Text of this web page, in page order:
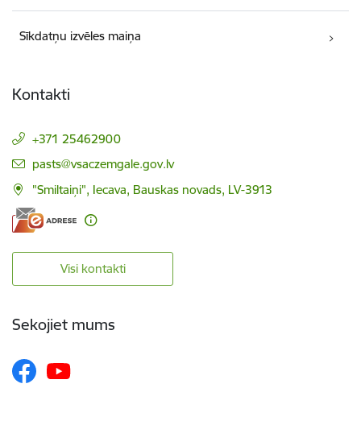
Sīkdatņu izvēles maiņa
Kontakti
+371 25462900
E-pasts:
pasts@vsaczemgale.gov.lv
"Smiltaiņi", Iecava, Bauskas novads, LV-3913
Visi kontakti
Sekojiet mums